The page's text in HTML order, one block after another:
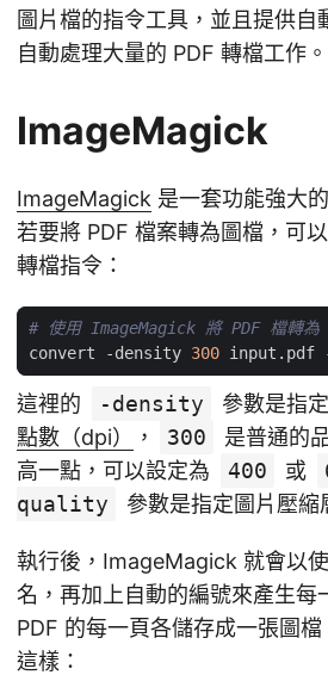
圖片檔的指令工具，並且提供自
自動處理大量的 PDF 轉檔工作。
ImageMagick
ImageMagick 是一套功能強大
若要將 PDF 檔案轉為圖檔，可
轉檔指令：
# 使用 ImageMagick 將 PDF 檔轉為
convert -density 300 input.pdf
這裡的 -density 參數是指
點數（dpi）
， 300
是普通的
高一點，可以設定為
400 或
quality
參數是指定圖片壓縮
執行後，ImageMagick 就會以
名，再加上自動的編號來產生每
PDF 的每一頁各儲存成一張圖
這樣：